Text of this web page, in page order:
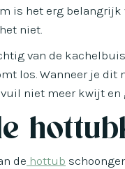
is het erg belangrijk
niet.
van de
los. Wanneer je
niet meer kwijt en
de hottub